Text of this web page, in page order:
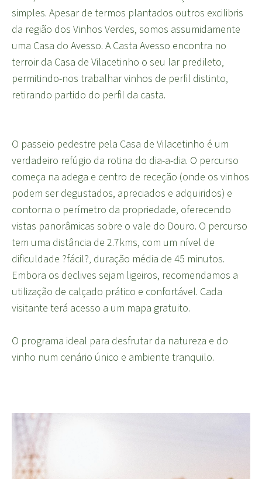
simples. Apesar de termos plantados outros excilibris
da região dos Vinhos Verdes, somos assumidamente
uma Casa do Avesso. A Casta Avesso encontra no
terroir da Casa de Vilacetinho o seu lar predileto,
permitindo-nos trabalhar vinhos de perfil distinto,
retirando partido do perfil da casta.
O passeio pedestre pela Casa de Vilacetinho é um
verdadeiro refúgio da rotina do dia-a-dia. O percurso
começa na adega e centro de receção (onde os vinhos
podem ser degustados, apreciados e adquiridos) e
contorna o perímetro da propriedade, oferecendo
vistas panorâmicas sobre o vale do Douro. O percurso
tem uma distância de 2.7kms, com um nível de
dificuldade ?fácil?, duração média de 45 minutos.
Embora os declives sejam ligeiros, recomendamos a
utilização de calçado prático e confortável. Cada
visitante terá acesso a um mapa gratuito.
O programa ideal para desfrutar da natureza e do
vinho num cenário único e ambiente tranquilo.